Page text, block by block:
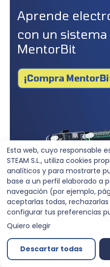
Aprende
con un
MentorBit
¡Compra
Esta web, cuyo responsable
STEAM S.L., utiliza cookies
analíticos y para mostrarte
base a un perfil elaborado a
navegación (por ejemplo,
aceptarlas todas,
configurar tus preferencias
Quiero elegir
Descartar todas